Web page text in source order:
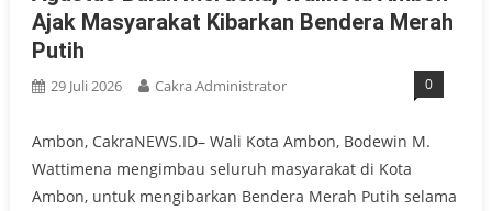
Ajak Masyarakat Kibarkan Bendera Merah
Putih
29 Juli 2026 Cakra Administrator 0
Ambon, CakraNEWS.ID– Wali Kota Ambon, Bodewin M.
Wattimena mengimbau seluruh masyarakat di Kota
Ambon, untuk mengibarkan Bendera Merah Putih selama